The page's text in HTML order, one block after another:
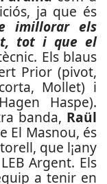
ja que és
imillorar els
tot i que el
Els blaus
Prior (pivot,
Mollet) i
Haspe).
banda, Raül
El Masnou, és
que l¡any
Argent. Els
a tenir en